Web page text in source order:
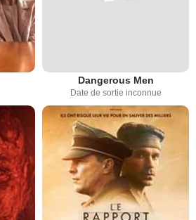
Dangerous Men
Date de sortie inconnue